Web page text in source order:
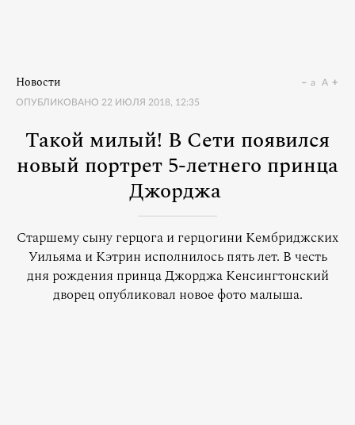
Новости
ОПУБЛИКОВАНО 22 ИЮЛЯ 2018, 12:35
a A
Такой милый! В Сети появился
новый портрет 5-летнего принца
Джорджа
Старшему сыну герцога и герцогини Кембриджских
Уильяма и Кэтрин исполнилось пять лет. В честь
дня рождения принца Джорджа Кенсингтонский
дворец опубликовал новое фото малыша.